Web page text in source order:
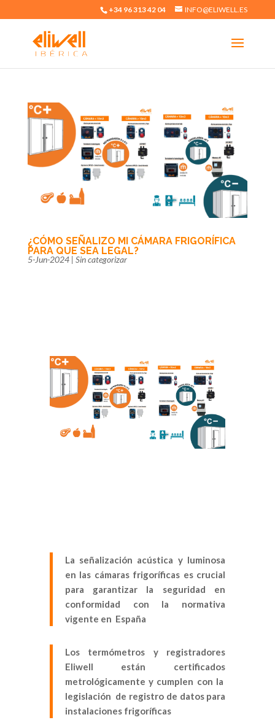
+34 96 313 42 04 INFO@ELIWELL.ES
¿CÓMO SEÑALIZO MI CÁMARA FRIGORÍFICA
PARA QUE SEA LEGAL?
5-Jun-2024| Sin categorizar
La señalización acústica y luminosa
en las cámaras frigoríficas es crucial
para garantizar la seguridad en
conformidad con la normativa
vigente en España
Los termómetros y registradores
Eliwell están certificados
metrológicamente y cumplen con la
legislación de registro de datos para
instalaciones frigoríficas